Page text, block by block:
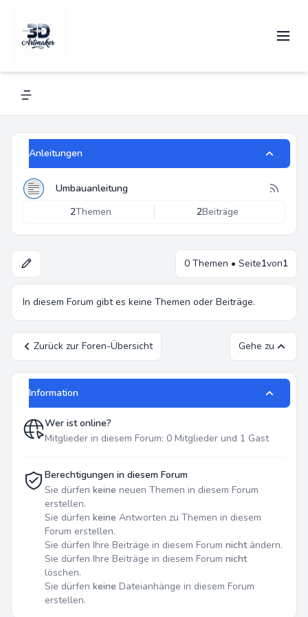
Navigation menu
Anleitungen
Umbauanleitung
2Themen 2Beiträge
0 Themen • Seite1von1
In diesem Forum gibt es keine Themen oder Beiträge.
Zurück zur Foren-Übersicht Gehe zu
Information
Wer ist online?
Mitglieder in diesem Forum: 0 Mitglieder und 1 Gast
Berechtigungen in diesem Forum
Sie dürfen keine neuen Themen in diesem Forum
erstellen.
Sie dürfen keine Antworten zu Themen in diesem
Forum erstellen.
Sie dürfen Ihre Beiträge in diesem Forum nichtändern.
Sie dürfen Ihre Beiträge in diesem Forum nicht
löschen.
Sie dürfen keine Dateianhänge in diesem Forum
erstellen.